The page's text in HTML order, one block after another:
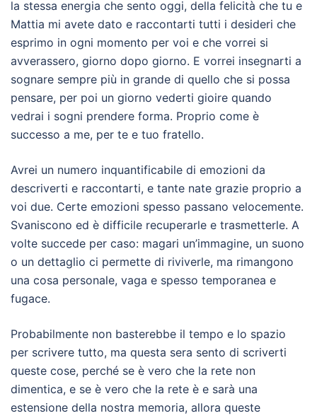
la stessa energia che sento oggi, della felicità che tu e
Mattia mi avete dato e raccontarti tutti i desideri che
esprimo in ogni momento per voi e che vorrei si
avverassero, giorno dopo giorno. E vorrei insegnarti a
sognare sempre più in grande di quello che si possa
pensare, per poi un giorno vederti gioire quando
vedrai i sogni prendere forma. Proprio come è
successo a me, per te e tuo fratello.
Avrei un numero inquantificabile di emozioni da
descriverti e raccontarti, e tante nate grazie proprio a
voi due. Certe emozioni spesso passano velocemente.
Svaniscono ed è difficile recuperarle e trasmetterle. A
volte succede per caso: magari un’immagine, un suono
o un dettaglio ci permette di riviverle, ma rimangono
una cosa personale, vaga e spesso temporanea e
fugace.
Probabilmente non basterebbe il tempo e lo spazio
per scrivere tutto, ma questa sera sento di scriverti
queste cose, perché se è vero che la rete non
dimentica, e se è vero che la rete è e sarà una
estensione della nostra memoria, allora queste